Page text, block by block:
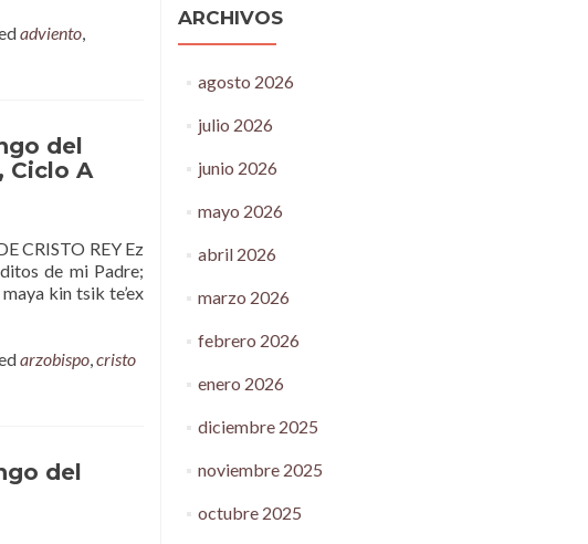
adviento,
del
Ciclo A
CRISTO REY Ez
de mi Padre;
kin tsik te’ex
arzobispo,cristo
del
ARCHIVOS
agosto 2026
julio 2026
junio 2026
mayo 2026
abril 2026
marzo 2026
febrero 2026
enero 2026
diciembre 2025
noviembre 2025
octubre 2025